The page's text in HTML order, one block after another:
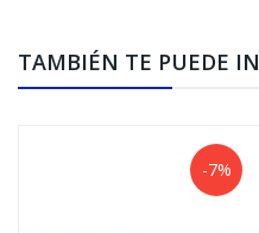
TAMBIÉN TE PUEDE
-7%